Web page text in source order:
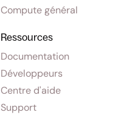
Compute général
Ressources
Documentation
Développeurs
Centre d'aide
Support